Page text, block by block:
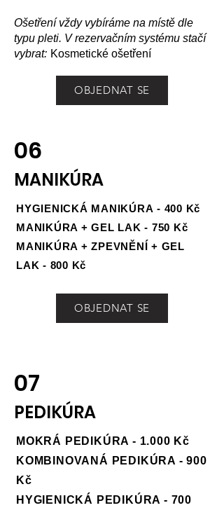
Ošetření vždy vybíráme na místě dle
typu pleti. V rezervačním systému stačí
vybrat: Kosmetické ošetření
OBJEDNAT SE
06
MANIKÚRA
HYGIENICKÁ MANIKÚRA - 400 Kč
MANIKÚRA + GEL LAK - 750 Kč
MANIKÚRA + ZPEVNĚNÍ + GEL
LAK - 800 Kč
OBJEDNAT SE
07
PEDIKÚRA
MOKRÁ PEDIKÚRA - 1.000 Kč
KOMBINOVANÁ PEDIKÚRA - 900
Kč
HYGIENICKÁ PEDIKÚRA - 700